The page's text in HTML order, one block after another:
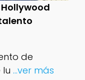
de
...ver más